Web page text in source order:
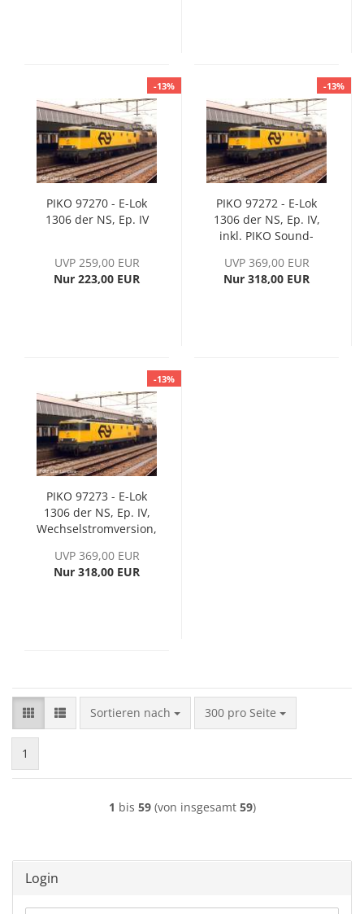
-13%
PIKO 97270 - E-Lok
1306 der NS, Ep. IV
UVP 259,00 EUR
Nur 223,00 EUR
-13%
PIKO 97272 - E-Lok
1306 der NS, Ep. IV,
inkl. PIKO Sound-
UVP 369,00 EUR
Nur 318,00 EUR
-13%
PIKO 97273 - E-Lok
1306 der NS, Ep. IV,
Wechselstromversion,
Decoder
UVP 369,00 EUR
Nur 318,00 EUR
Sortieren nach
Sortieren nach 300 pro Seite
pro Seite
1
1 bis 59(von insgesamt 59)
Login